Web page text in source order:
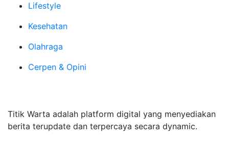
Lifestyle
Kesehatan
Olahraga
Cerpen & Opini
Titik Warta adalah platform digital yang menyediakan
berita terupdate dan terpercaya secara dynamic.